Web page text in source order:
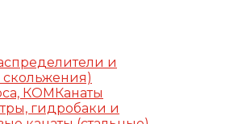
и
КОМКанаты
гидробаки и